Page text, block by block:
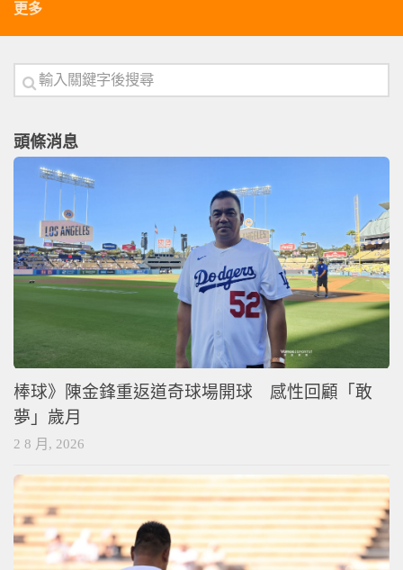
更多
頭條消息
棒球》陳金鋒重返道奇球場開球 感性回顧「敢
夢」歲月
2 8 月, 2026